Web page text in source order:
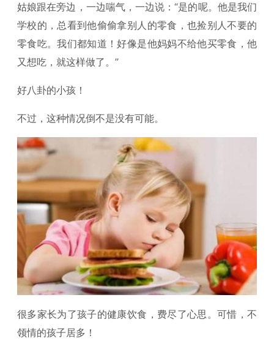
姑娘跟在旁边，一边喘气，一边说：“是的呢。他是我们
学校的，总看到他偷偷拿别人的零食，也捡别人不要的
零食吃。我们都知道！好像是他妈妈不给他买零食，他
又想吃，就这样做了。”
好八卦的小孩！
不过，这种情况倒不是没有可能。
很多家长为了孩子的健康饮食，费尽了心思。可惜，不
领情的孩子居多！